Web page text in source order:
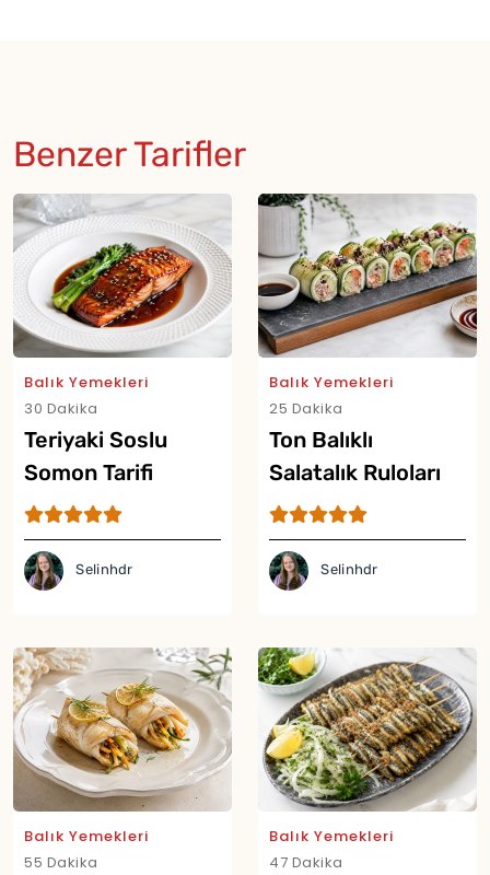
Benzer Tarifler
Balık Yemekleri
30 Dakika
Teriyaki Soslu
Somon Tarifi
Selinhdr
Balık Yemekleri
25 Dakika
Ton Balıklı
Salatalık Ruloları
Tarifi
Selinhdr
Balık Yemekleri
55 Dakika
Balık Yemekleri
47 Dakika